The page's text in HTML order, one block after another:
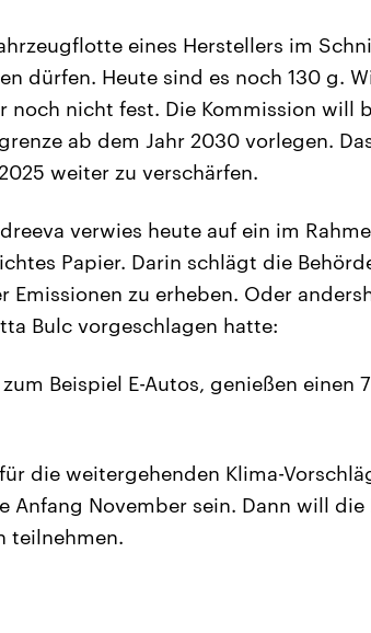
eines Herstellers im
dürfen. Heute sind es noch 130 g.
noch nicht fest. Die Kommission will
ab dem Jahr 2030 vorlegen.
weiter zu verschärfen.
verwies heute auf ein im
Papier. Darin schlägt die
Emissionen zu erheben. Oder
Bulc vorgeschlagen hatte:
Beispiel E-Autos, genießen einen
die weitergehenden Klima-
Anfang November sein. Dann will die
teilnehmen.